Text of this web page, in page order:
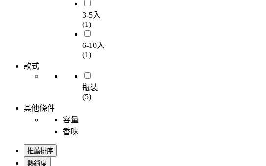
3-5入
(1)
6-10入
(1)
款式
瓶裝
(5)
其他條件
容量
香味
推薦排序
熱銷度